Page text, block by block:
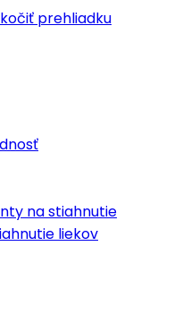
prehliadku
na stiahnutie
liekov